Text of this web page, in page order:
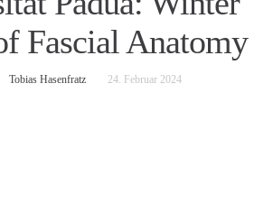
Fascial Anatomy
Tobias Hasenfratz 24. Februar 2024